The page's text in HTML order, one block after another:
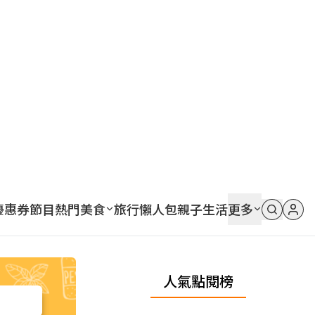
惠券節目熱門美食 旅行懶人包親子生活更多
人氣點閱榜